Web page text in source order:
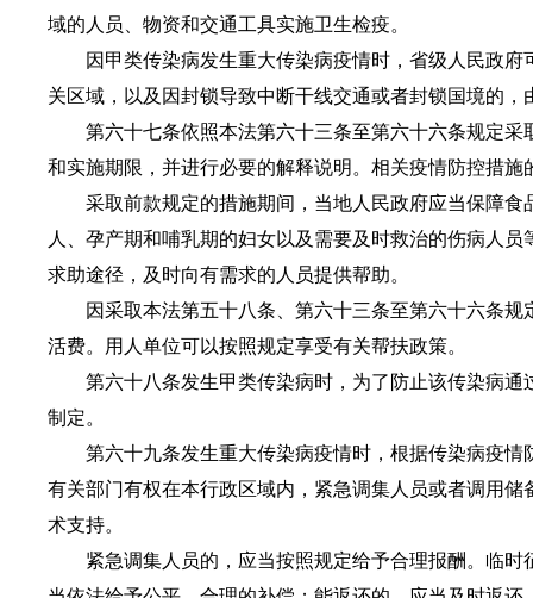
域的人员、物资和交通工具实施卫生检疫。
因甲类传染病发生重大传染病疫情时，省级人民政府
关区域，以及因封锁导致中断干线交通或者封锁国境的，
第六十七条依照本法第六十三条至第六十六条规定采
和实施期限，并进行必要的解释说明。相关疫情防控措
采取前款规定的措施期间，当地人民政府应当保障食
人、孕产期和哺乳期的妇女以及需要及时救治的伤病人
求助途径，及时向有需求的人员提供帮助。
因采取本法第五十八条、第六十三条至第六十六条规
活费。用人单位可以按照规定享受有关帮扶政策。
第六十八条发生甲类传染病时，为了防止该传染病通
制定。
第六十九条发生重大传染病疫情时，根据传染病疫情
有关部门有权在本行政区域内，紧急调集人员或者调用
术支持。
紧急调集人员的，应当按照规定给予合理报酬。临时